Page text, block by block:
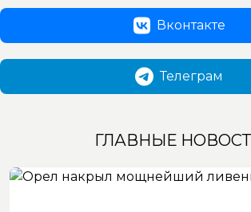
Вконтакте
Телеграм
ГЛАВНЫЕ